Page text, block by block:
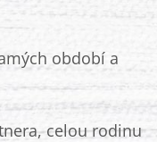
období a
celou rodinu